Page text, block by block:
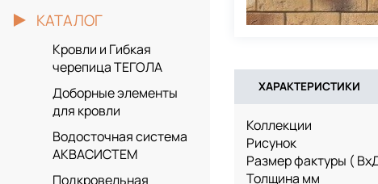
КАТАЛОГ
Кровли и Гибкая
черепица ТЕГОЛА
Доборные элементы
для кровли
Водосточная система
АКВАСИСТЕМ
Подкровельная
ХАРАКТЕРИСТИКИ
Коллекции
Рисунок
Размер фактуры (
Толщина мм